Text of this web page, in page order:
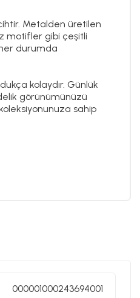
Metalden üretilen
motifler gibi çeşitli
her durumda
kolaydır. Günlük
görünümünüzü
sahip
000001000243694001